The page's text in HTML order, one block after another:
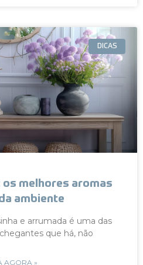
DICAS
os melhores aromas
ambiente
e arrumada é uma das
que há, não
AGORA »